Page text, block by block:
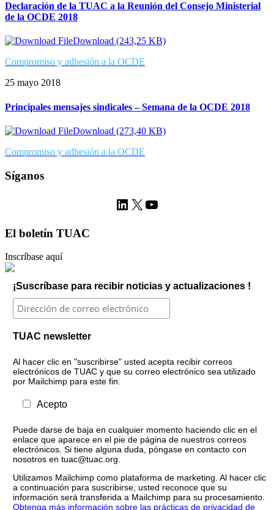
Declaración de la TUAC a la Reunión del Consejo Ministerial
de la OCDE 2018
Download (243,25 KB)
Compromiso y adhesión a la OCDE
25 mayo 2018
Principales mensajes sindicales – Semana de la OCDE 2018
Download (273,40 KB)
Compromiso y adhesión a la OCDE
Síganos
LinkedIn
X YouTube
El boletín TUAC
Inscríbase aquí
¡Suscríbase para recibir noticias y actualizaciones !
TUAC newsletter
Al hacer clic en "suscribirse" usted acepta recibir correos
electrónicos de TUAC y que su correo electrónico sea utilizado
por Mailchimp para este fin.
Acepto
Puede darse de baja en cualquier momento haciendo clic en el
enlace que aparece en el pie de página de nuestros correos
electrónicos. Si tiene alguna duda, póngase en contacto con
nosotros en tuac@tuac.org.
Utilizamos Mailchimp como plataforma de marketing. Al hacer clic
a continuación para suscribirse, usted reconoce que su
información será transferida a Mailchimp para su procesamiento.
Obtenga más información sobre las prácticas de privacidad de